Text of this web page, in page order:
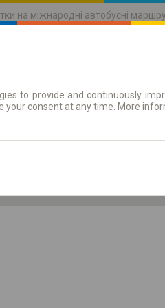
на міжнародні автобусні
to provide and continuously
your consent at any time. More